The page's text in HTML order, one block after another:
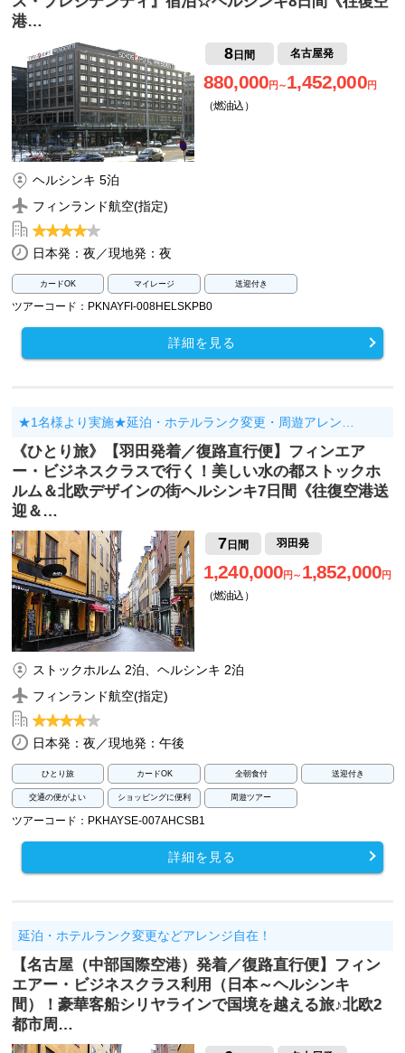
港…
8日間 名古屋発
880,000円～1,452,000円
（燃油込）
ヘルシンキ 5泊
フィンランド航空(指定)
日本発：夜／現地発：夜
カードOK マイレージ 送迎付き
ツアーコード：PKNAYFI-008HELSKPB0
詳細を見る
★1名様より実施★延泊・ホテルランク変更・周遊アレン…
《ひとり旅》【羽田発着／復路直行便】フィンエア
ー・ビジネスクラスで行く！美しい水の都ストックホ
ルム＆北欧デザインの街ヘルシンキ7日間《往復空港送
迎＆…
7日間 羽田発
1,240,000円～ 1,852,000円
（燃油込）
ストックホルム 2泊、ヘルシンキ 2泊
フィンランド航空(指定)
日本発：夜／現地発：午後
ひとり旅 カードOK 全朝食付 送迎付き
交通の便がよい ショッピングに便利 周遊ツアー
ツアーコード：PKHAYSE-007AHCSB1
詳細を見る
延泊・ホテルランク変更などアレンジ自在！
【名古屋（中部国際空港）発着／復路直行便】フィン
エアー・ビジネスクラス利用（日本～ヘルシンキ
間）！豪華客船シリヤラインで国境を越える旅♪北欧2
都市周…